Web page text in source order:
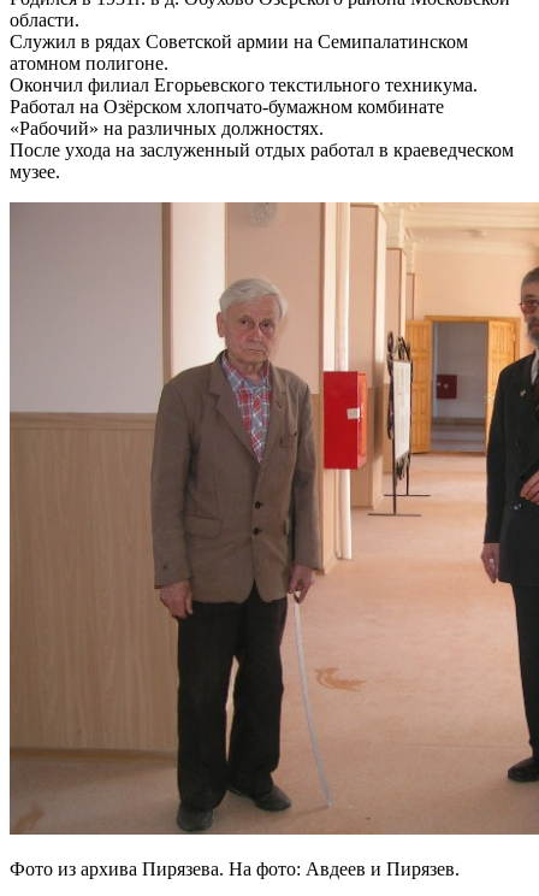
области.
Служил в рядах Советской армии на Семипалатинском
атомном полигоне.
Окончил филиал Егорьевского текстильного техникума.
Работал на Озёрском хлопчато-бумажном комбинате
«Рабочий» на различных должностях.
После ухода на заслуженный отдых работал в краеведческом
музее.
Фото из архива Пирязева. На фото: Авдеев и Пирязев.